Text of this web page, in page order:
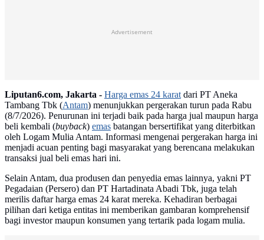
Advertisement
Liputan6.com, Jakarta - Harga emas 24 karatdari PT Aneka
Tambang Tbk (Antam) menunjukkan pergerakan turun pada Rabu
(8/7/2026). Penurunan ini terjadi baik pada harga jual maupun harga
beli kembali (buyback) emas batangan bersertifikat yang diterbitkan
oleh Logam Mulia Antam. Informasi mengenai pergerakan harga ini
menjadi acuan penting bagi masyarakat yang berencana melakukan
transaksi jual beli emas hari ini.
Selain Antam, dua produsen dan penyedia emas lainnya, yakni PT
Pegadaian (Persero) dan PT Hartadinata Abadi Tbk, juga telah
merilis daftar harga emas 24 karat mereka. Kehadiran berbagai
pilihan dari ketiga entitas ini memberikan gambaran komprehensif
bagi investor maupun konsumen yang tertarik pada logam mulia.